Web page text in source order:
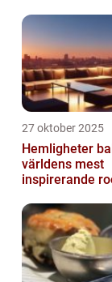
27 oktober 2025
Hemligheter
världens mest
inspirerande